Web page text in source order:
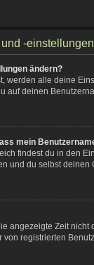
-einstellungen
ändern?
werden alle deine
auf deinen
mein
findest du in den
und du selbst
angezeigte Zeit
von registrierten